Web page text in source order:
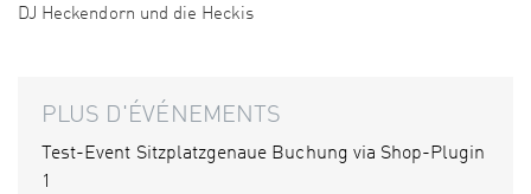
DJ Heckendorn und die Heckis
PLUS D'ÉVÉNEMENTS
Test-Event Sitzplatzgenaue Buchung via Shop-Plugin
1